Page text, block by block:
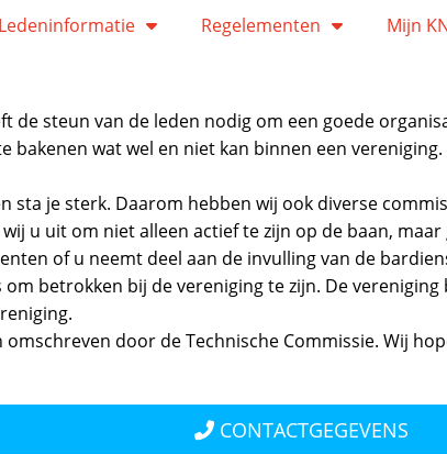
Ledeninformatie Regelementen Mijn
steun van de leden nodig om een goede
wat wel en niet kan binnen een
je sterk. Daarom hebben wij ook diverse
u uit om niet alleen actief te zijn op de baan,
of u neemt deel aan de invulling van de
betrokken bij de vereniging te zijn. De
door de Technische Commissie. Wij
CONTACTGEGEVENS